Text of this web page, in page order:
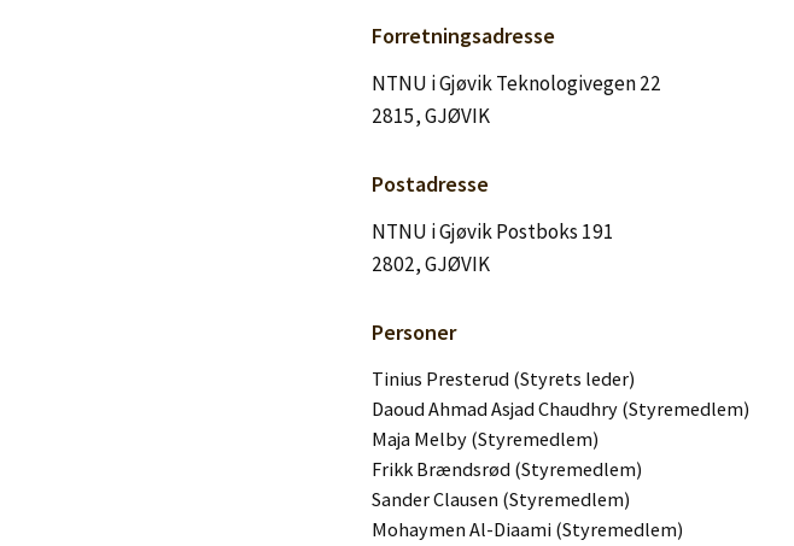
Forretningsadresse
NTNU i Gjøvik Teknologivegen 22
2815, GJØVIK
Postadresse
NTNU i Gjøvik Postboks 191
2802, GJØVIK
Personer
Tinius Presterud (Styrets leder)
Daoud Ahmad Asjad Chaudhry (Styremedlem)
Maja Melby (Styremedlem)
Frikk Brændsrød (Styremedlem)
Sander Clausen (Styremedlem)
Mohaymen Al-Diaami (Styremedlem)